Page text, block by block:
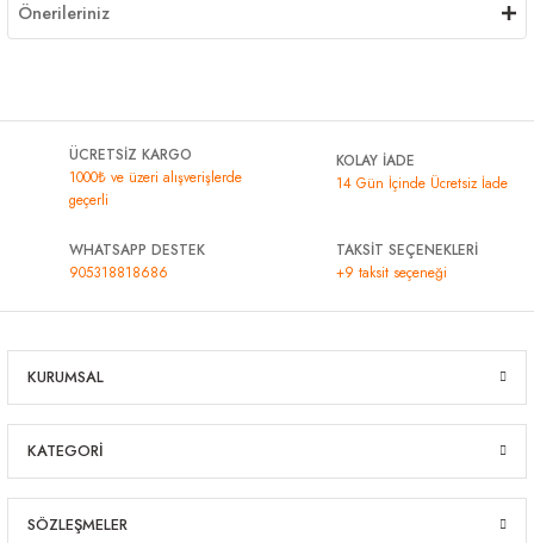
Önerileriniz
ÜCRETSİZ KARGO
1000₺ ve üzeri alışverişlerde
geçerli
KOLAY İADE
14 Gün İçinde Ücretsiz İade
WHATSAPP DESTEK
905318818686
TAKSİT SEÇENEKLERİ
+9 taksit seçeneği
KURUMSAL
KATEGORİ
SÖZLEŞMELER